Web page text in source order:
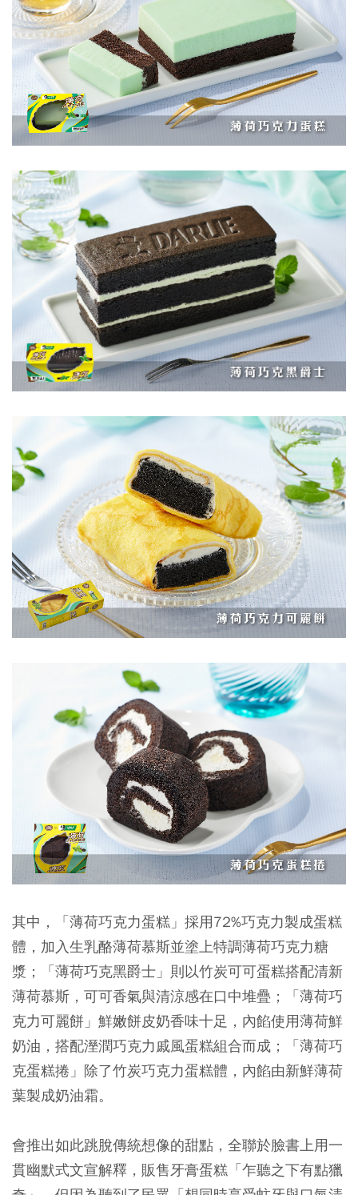
其中，「薄荷巧克力蛋糕」採用72%巧克力製成蛋糕
體，加入生乳酪薄荷慕斯並塗上特調薄荷巧克力糖
漿；「薄荷巧克黑爵士」則以竹炭可可蛋糕搭配清新
薄荷慕斯，可可香氣與清涼感在口中堆疊；「薄荷巧
克力可麗餅」鮮嫩餅皮奶香味十足，內餡使用薄荷鮮
奶油，搭配溼潤巧克力戚風蛋糕組合而成；「薄荷巧
克蛋糕捲」除了竹炭巧克力蛋糕體，內餡由新鮮薄荷
葉製成奶油霜。
會推出如此跳脫傳統想像的甜點，全聯於臉書上用一
貫幽默式文宣解釋，販售牙膏蛋糕「乍聽之下有點獵